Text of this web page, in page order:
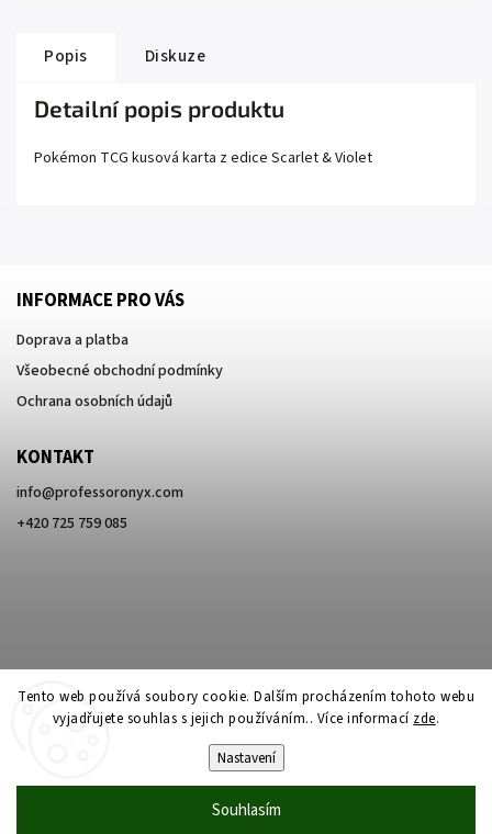
Tento web používá soubory cookie. Dalším procházením tohoto webu
vyjadřujete souhlas s jejich používáním.. Více informací zde.
Nastavení
Souhlasím
Popis Diskuze
Detailní popis produktu
Pokémon TCG kusová karta z edice Scarlet& Violet
INFORMACE PRO VÁS
Doprava a platba
Všeobecné obchodní podmínky
Ochrana osobních údajů
KONTAKT
info@professoronyx.com
+420 725 759 085
Professor Onyx. Všechna práva vyhrazena.